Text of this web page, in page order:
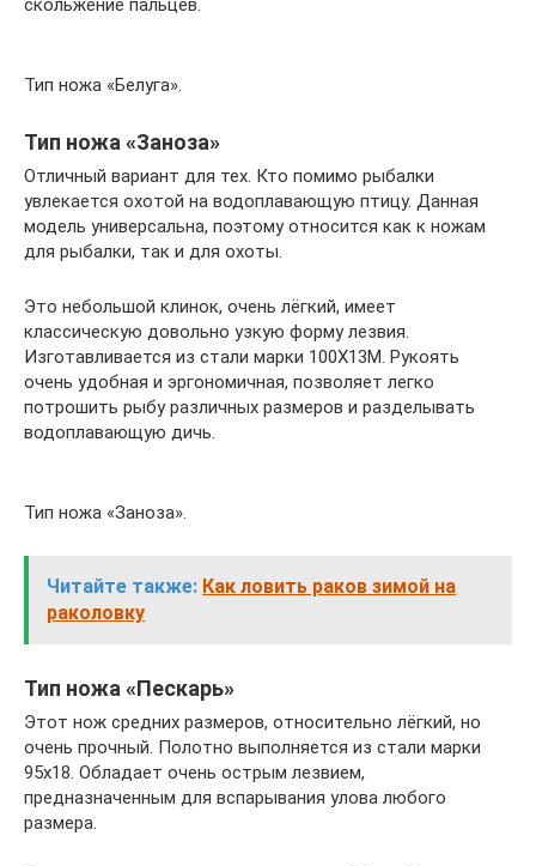
скольжение пальцев.
Тип ножа «Белуга».
Тип ножа «Заноза»
Отличный вариант для тех. Кто помимо рыбалки
увлекается охотой на водоплавающую птицу. Данная
модель универсальна, поэтому относится как к ножам
для рыбалки, так и для охоты.
Это небольшой клинок, очень лёгкий, имеет
классическую довольно узкую форму лезвия.
Изготавливается из стали марки 100X13М. Рукоять
очень удобная и эргономичная, позволяет легко
потрошить рыбу различных размеров и разделывать
водоплавающую дичь.
Тип ножа «Заноза».
Читайте также: Как ловить раков зимой на
раколовку
Тип ножа «Пескарь»
Этот нож средних размеров, относительно лёгкий, но
очень прочный. Полотно выполняется из стали марки
95х18. Обладает очень острым лезвием,
предназначенным для вспарывания улова любого
размера.